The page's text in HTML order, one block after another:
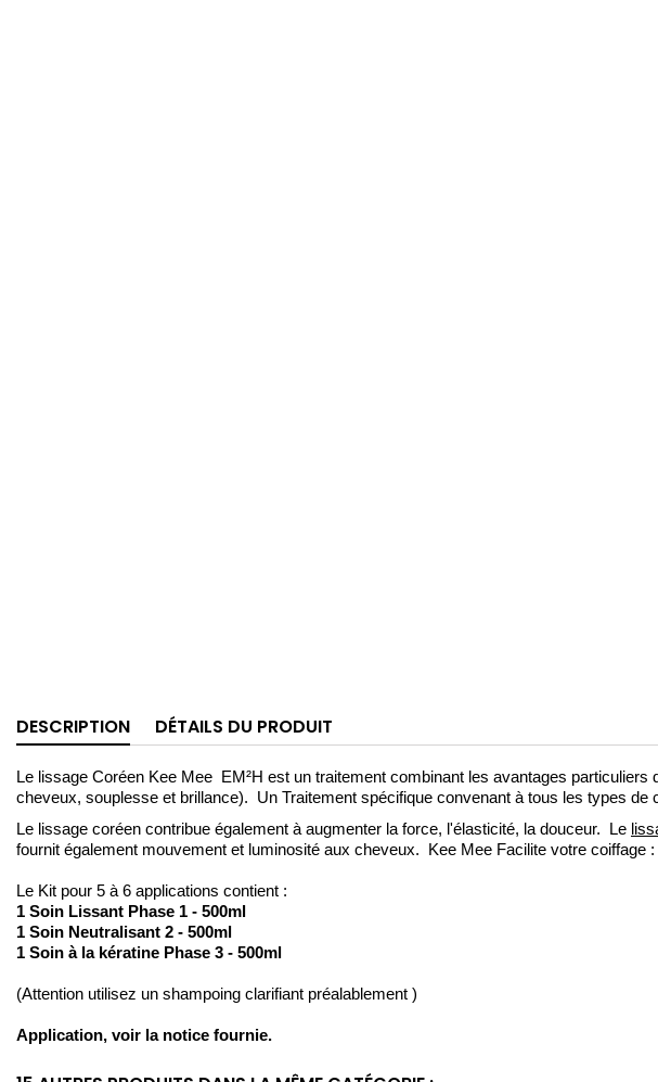
DESCRIPTION DÉTAILS DU PRODUIT
Le lissage Coréen Kee Mee EM²H est un traitement combinant les avantages particuliers
cheveux, souplesse et brillance). Un Traitement spécifique convenant à tous les types de
Le lissage coréen contribue également à augmenter la force, l'élasticité, la douceur. Le
fournit également mouvement et luminosité aux cheveux. Kee Mee Facilite votre coiffage
Le Kit pour 5 à 6 applications contient :
1 Soin Lissant Phase 1 - 500ml
1 Soin Neutralisant 2 - 500ml
1 Soin à la kératine Phase 3 - 500ml
(Attention utilisez un shampoing clarifiant préalablement )
Application, voir la notice fournie.